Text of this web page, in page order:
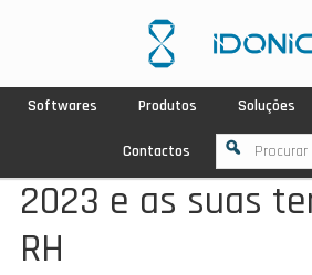
Softwares Produtos Soluções
Contactos
2023 e as suas
RH